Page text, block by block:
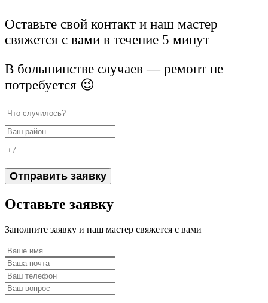
Оставьте свой контакт и наш мастер
свяжется с вами в течение 5 минут
В большинстве случаев — ремонт не
потребуется 😉
Отправить заявку
Оставьте заявку
Заполните заявку и наш мастер свяжется с вами